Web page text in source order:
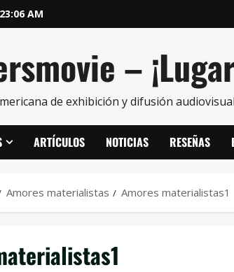
AM
–
de exhibición y difusión
ARTÍCULOS NOTICIAS RESEÑAS
Amores materialistas Amores materialistas1